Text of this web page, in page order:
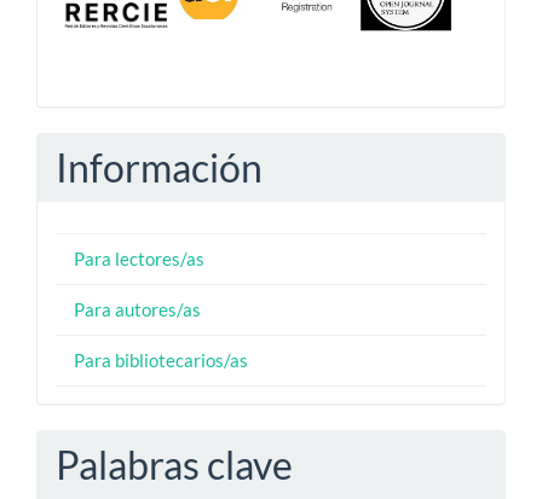
Información
Para lectores/as
Para autores/as
Para bibliotecarios/as
Palabras clave